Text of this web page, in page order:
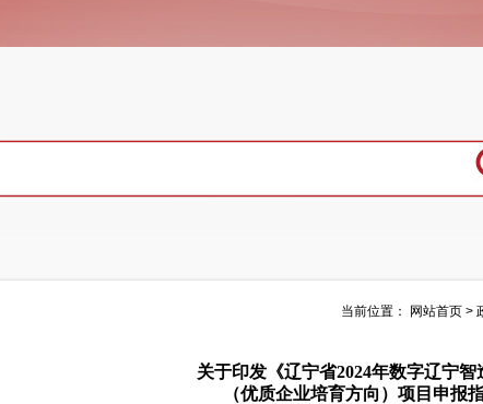
当前位置： 网站首页 >
关于印发《辽宁省2024年数字辽宁
（优质企业培育方向）项目申报